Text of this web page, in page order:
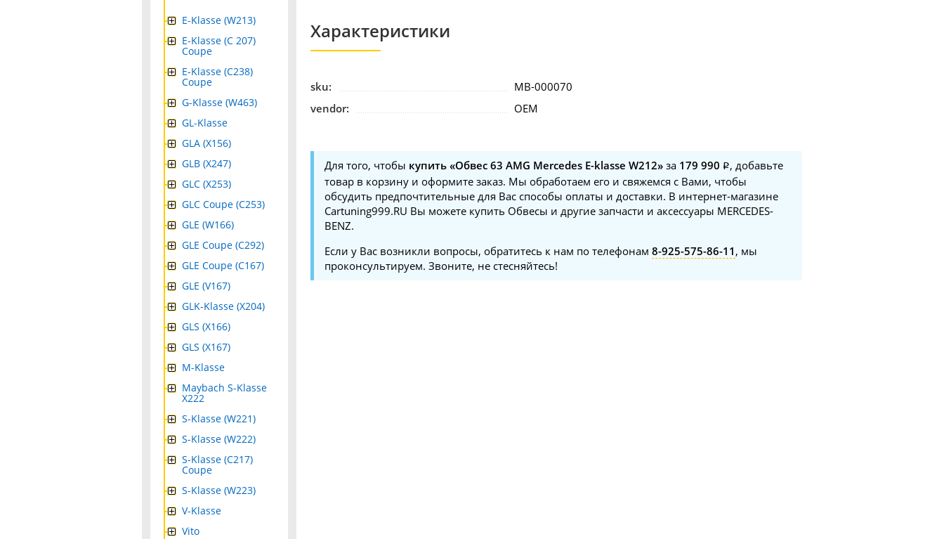
Характеристики
sku:
MB-000070
vendor:
OEM
Для того, чтобы купить «Обвес 63 AMG Mercedes E-klasse W212» за 179 990
, добавьте
товар в корзину и оформите заказ. Мы обработаем его и свяжемся с Вами, чтобы
обсудить предпочтительные для Вас способы оплаты и доставки. В интернет-магазине
Cartuning999.RU Вы можете купить Обвесы и другие запчасти и аксессуары MERCEDES-
BENZ.
Если у Вас возникли вопросы, обратитесь к нам по телефонам 8-925-575-86-11 , мы
проконсультируем. Звоните, не стесняйтесь!
E-Klasse (W213)
E-Klasse (C 207)
Coupe
E-Klasse (C238)
Coupe
G-Klasse (W463)
GL-Klasse
GLA (X156)
GLB (X247)
GLC (X253)
GLC Coupe (C253)
GLE (W166)
GLE Coupe (C292)
GLE Coupe (C167)
GLE (V167)
GLK-Klasse (X204)
GLS (X166)
GLS (X167)
M-Klasse
Maybach S-Klasse
X222
S-Klasse (W221)
S-Klasse (W222)
S-Klasse (C217)
Coupe
S-Klasse (W223)
V-Klasse
Vito